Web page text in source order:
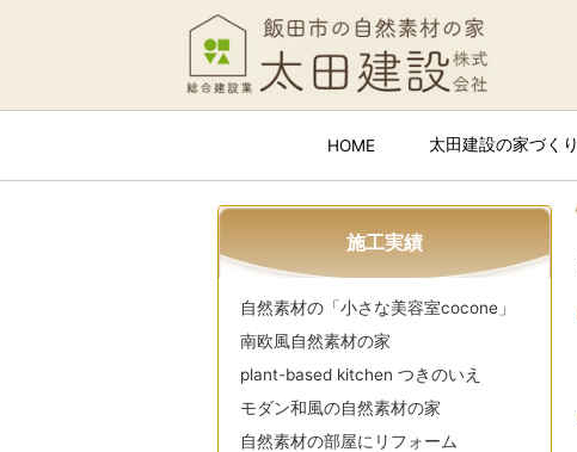
HOME 太田建設の家づくり
施工実績
自然素材の「小さな美容室cocone」
南欧風自然素材の家
plant-based kitchen つきのいえ
モダン和風の自然素材の家
自然素材の部屋にリフォーム